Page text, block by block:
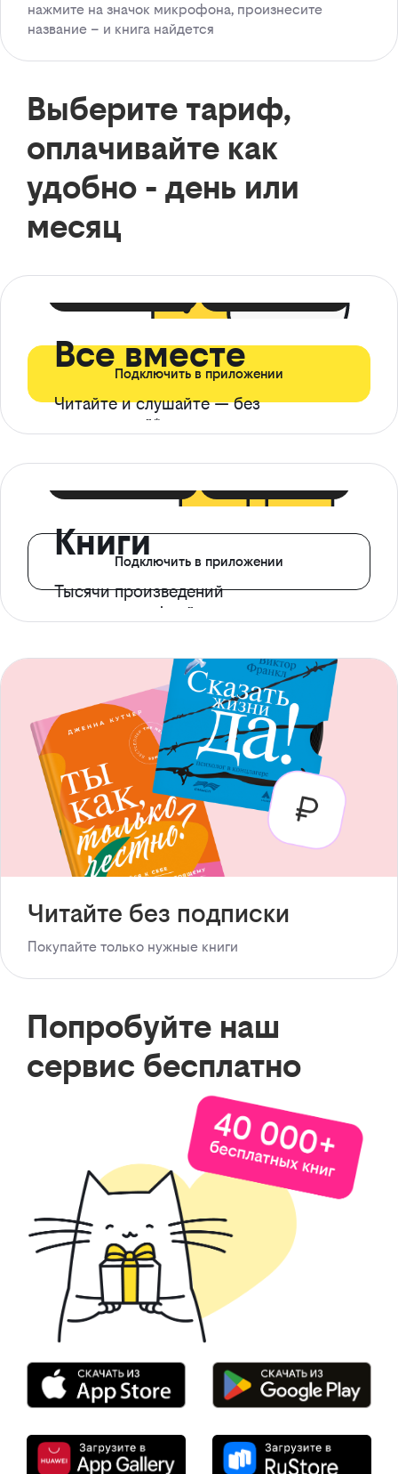
нажмите на значок микрофона, произнесите
название – и книга найдется
Выберите тариф,
оплачивайте как
удобно - день или
месяц
Все вместе
Читайте и слушайте — без
ограничений*
Подключить в приложении
Книги
Тысячи произведений
с доступом офлайн
Подключить в приложении
Читайте без подписки
Покупайте только нужные книги
Попробуйте наш
сервис бесплатно